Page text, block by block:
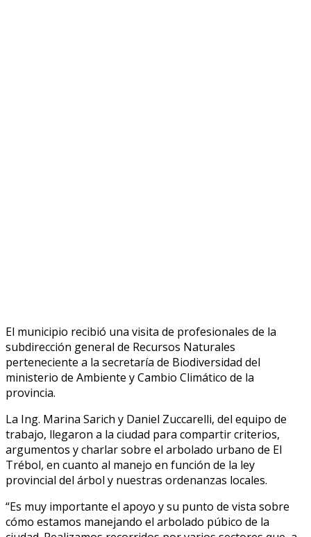
El municipio recibió una visita de profesionales de la
subdirección general de Recursos Naturales
perteneciente a la secretaría de Biodiversidad del
ministerio de Ambiente y Cambio Climático de la
provincia.
La Ing. Marina Sarich y Daniel Zuccarelli, del equipo de
trabajo, llegaron a la ciudad para compartir criterios,
argumentos y charlar sobre el arbolado urbano de El
Trébol, en cuanto al manejo en función de la ley
provincial del árbol y nuestras ordenanzas locales.
“Es muy importante el apoyo y su punto de vista sobre
cómo estamos manejando el arbolado púbico de la